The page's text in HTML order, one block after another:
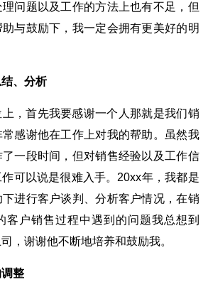
问题以及工作的方法上也有不足，但
与鼓励下，我一定会拥有更美好的明
、分析
，首先我要感谢一个人那就是我们销
感谢他在工作上对我的帮助。虽然我
一段时间，但对销售经验以及工作信
可以说是很难入手。20xx年，我都是
进行客户谈判、分析客户情况，在销
客户销售过程中遇到的问题我总想到
，谢谢他不断地培养和鼓励我。
整